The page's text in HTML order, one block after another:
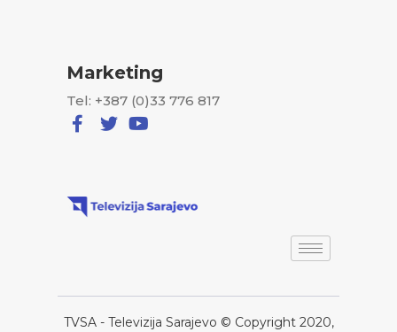
Marketing
Tel: +387 (0)33 776 817
TVSA - Televizija Sarajevo © Copyright 2020,